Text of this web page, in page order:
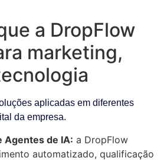
a DropFlow
marketing,
aplicadas em diferentes
da empresa.
Agentes de IA: a DropFlow
automatizado, qualificação